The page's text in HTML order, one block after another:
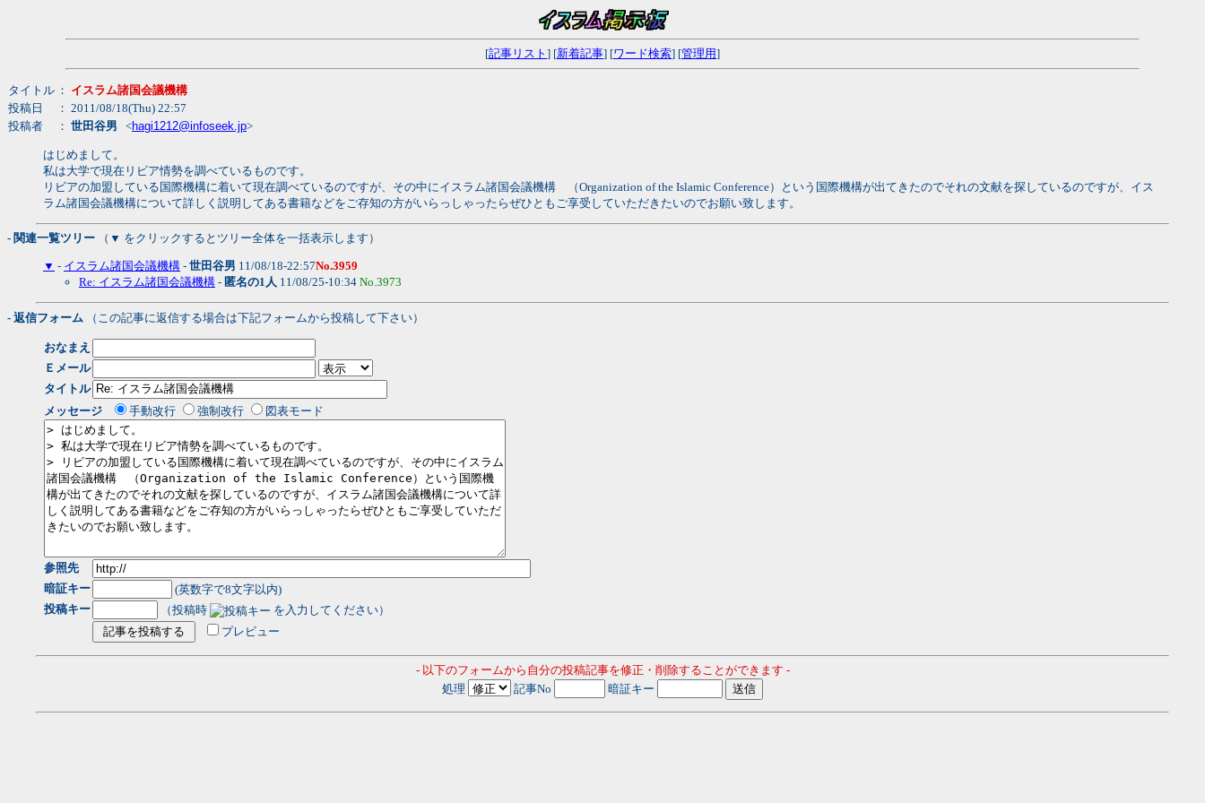
[記事リスト ] [新着記事] [ワード検索] [管理用]
タイトル ： イスラム諸国会議機構
投稿日
： 2011/08/18(Thu) 22:57
投稿者
： 世田谷男 <hagi1212@infoseek.jp>
はじめまして。
私は大学で現在リビア情勢を調べているものです。
リビアの加盟している国際機構に着いて現在調べているのですが、その中にイスラム諸国会議機構 （Organization of the Islamic Conference）という国際機構が出てきたのでそれの文献を探しているのですが、イス
ラム諸国会議機構について詳しく説明してある書籍などをご存知の方がいらっしゃったらぜひともご享受していただきたいのでお願い致します。
- 関連一覧ツリー （▼ をクリックするとツリー全体を一括表示します）
▼ - イスラム諸国会議機構 - 世田谷男 11/08/18-22:57No.3959
Re: イスラム諸国会議機構 - 匿名の1人 11/08/25-10:34 No.3973
- 返信フォーム （この記事に返信する場合は下記フォームから投稿して下さい）
おなまえ
Ｅメール
タイトル
メッセージ
手動改行 強制改行 図表モード
参照先
暗証キー
(英数字で8文字以内)
投稿キー
（投稿時
を入力してください）
プレビュー
- 以下のフォームから自分の投稿記事を修正・削除することができます -
処理
記事No 暗証キー